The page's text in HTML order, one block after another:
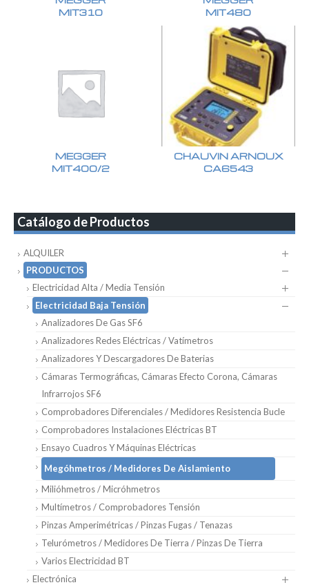
MIT310
MIT480
MEGGER
MIT400/2
CHAUVIN ARNOUX
CA6543
Catálogo de Productos
ALQUILER
PRODUCTOS
Electricidad Alta / Media Tensión
Electricidad Baja Tensión
Analizadores De Gas SF6
Analizadores Redes Eléctricas / Vatímetros
Analizadores Y Descargadores De Baterias
Cámaras Termográficas, Cámaras Efecto Corona, Cámaras
Infrarrojos SF6
Comprobadores Diferenciales / Medidores Resistencia Bucle
Comprobadores Instalaciones Eléctricas BT
Ensayo Cuadros Y Máquinas Eléctricas
Megóhmetros / Medidores De Aislamiento
Milióhmetros / Micróhmetros
Multímetros / Comprobadores Tensión
Pinzas Amperimétricas / Pinzas Fugas / Tenazas
Telurómetros / Medidores De Tierra / Pinzas De Tierra
Varios Electricidad BT
Electrónica